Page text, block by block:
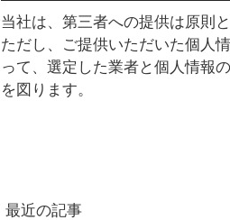
当社は、第三者への提供は原則
ただし、ご提供いただいた個人
って、選定した業者と個人情報
を図ります。
最近の記事